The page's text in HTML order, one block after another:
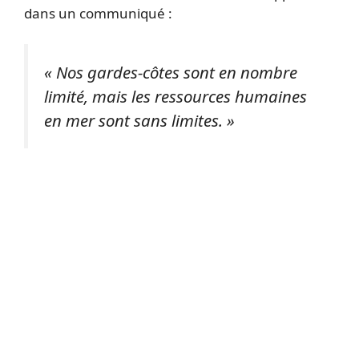
dans un communiqué :
« Nos gardes-côtes sont en nombre
limité, mais les ressources humaines
en mer sont sans limites. »